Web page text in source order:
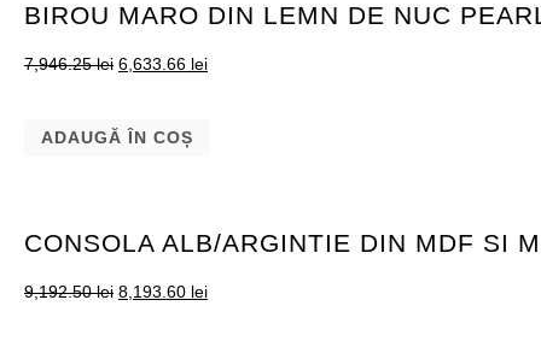
BIROU MARO DIN LEMN DE NUC
7,946.25lei 6,633.66 lei
ADAUGĂ ÎN COȘ
CONSOLA ALB/ARGINTIE DIN MDF SI
9,192.50lei 8,193.60 lei